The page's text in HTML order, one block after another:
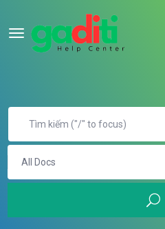
All Docs